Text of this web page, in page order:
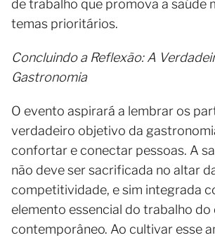
de trabalho que promova a saúde
temas prioritários.
Concluindo a Reflexão: A
Gastronomia
O evento aspirará a lembrar os
verdadeiro objetivo da
confortar e conectar pessoas. A
não deve ser sacrificada no altar
competitividade, e sim integrada
elemento essencial do trabalho do
contemporâneo. Ao cultivar esse